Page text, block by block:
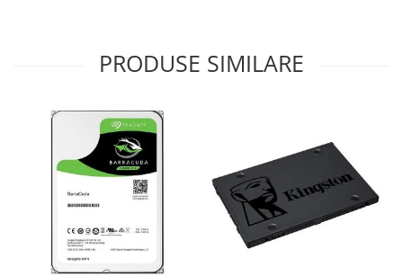
Servere & Componente
Software
Retelistica & Supraveghere
Multifunctionale
PRODUSE SIMILARE